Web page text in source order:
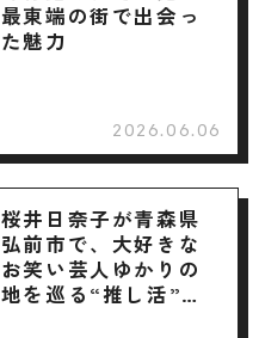
最東端の街で出会っ
た魅力
2026.06.06
桜井日奈子が青森県
弘前市で、大好きな
お笑い芸人ゆかりの
地を巡る“推し活”旅